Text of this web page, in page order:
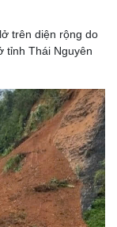
trên diện rộng do
tỉnh Thái Nguyên